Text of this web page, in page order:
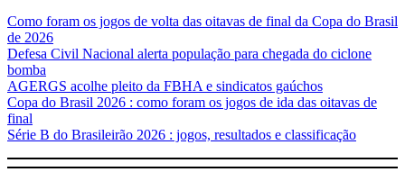
Como foram os jogos de volta das oitavas de final da Copa do Brasil
de 2026
Defesa Civil Nacional alerta população para chegada do ciclone
bomba
AGERGS acolhe pleito da FBHA e sindicatos gaúchos
Copa do Brasil 2026 : como foram os jogos de ida das oitavas de
final
Série B do Brasileirão 2026 : jogos, resultados e classificação